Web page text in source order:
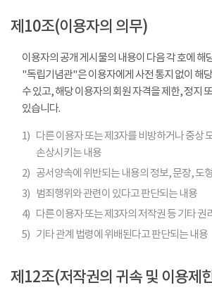
제10조(이용자의 의무)
이용자의 공개 게시물의 내용이 다음 각 호에 해
"독립기념관"은 이용자에게 사전 통지 없이 해
수 있고, 해당 이용자의 회원 자격을 제한, 정지
있습니다.
1) 다른 이용자 또는 제3자를 비방하거나 중상
손상시키는 내용
2) 공서양속에 위반되는 내용의 정보, 문장, 도
3)
범죄행위와 관련이 있다고 판단되는 내용
4) 다른 이용자 또는 제3자의 저작권 등 기타 권
5) 기타 관계 법령에 위배된다고 판단되는 내용
제12조(저작권의 귀속 및 이용제